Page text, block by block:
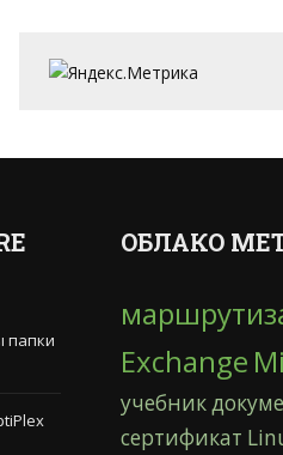
папки
ОБЛАКО
Exchange
учебник
сертификат